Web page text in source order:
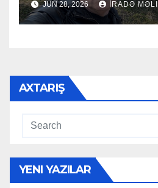
JUN 28, 2026 İRADƏ
AXTARIŞ
YENI YAZILAR